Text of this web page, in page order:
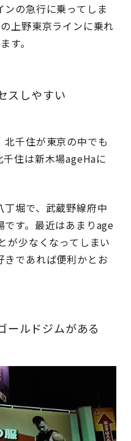
の急行に乗ってしま
上野東京ラインに乗れ
す。
スしやすい
千住が東京の中でも
住は新木場ageHaに
堀で、武蔵野線府中
す。最近はあまりage
が少なくなってしまい
きであれば便利かとお
ールドジムがある